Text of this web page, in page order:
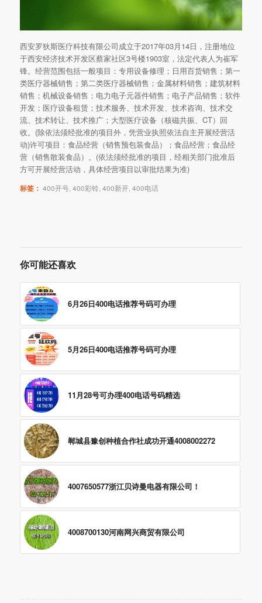
西安罗狄斯医疗科技有限公司成立于2017年03月14日，注册地位
于西安经济技术开发区蔡家社区3号楼1903室，法定代表人为崔军
锋。经营范围包括一般项目：专用设备修理；日用百货销售；第一
类医疗器械销售；第二类医疗器械销售；金属材料销售；建筑材料
销售；机械设备销售；电力电子元器件销售；电子产品销售；软件
开发；医疗设备租赁；技术服务、技术开发、技术咨询、技术交
流、技术转让、技术推广；大型医疗设备（核磁共振、CT）回
收。(除依法须经批准的项目外，凭营业执照依法自主开展经营活
动)许可项目：食品经营（销售预包装食品）；食品经营；食品经
营（销售散装食品）。(依法须经批准的项目，经相关部门批准后
方可开展经营活动，具体经营项目以审批结果为准)
标签： 400开号, 400彩铃, 400新开, 400电话
你可能还喜欢
6月26日400电话推荐号码可办理
5月26日400电话推荐号码可办理
11月28号可办理400电话号码精选
郸城县豫创种植合作社成功开通4008002272
4007650577浙江贝诗曼电器有限公司！
4008700130河南网兴商贸有限公司